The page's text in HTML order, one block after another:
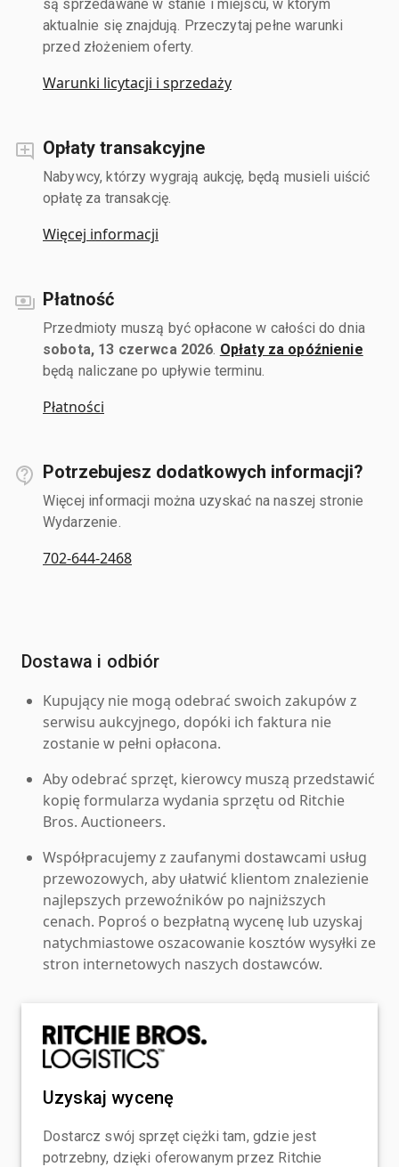
są sprzedawane w stanie i miejscu, w którym
aktualnie się znajdują. Przeczytaj pełne warunki
przed złożeniem oferty.
Warunki licytacji i sprzedaży
Opłaty transakcyjne
Nabywcy, którzy wygrają aukcję, będą musieli uiścić
opłatę za transakcję.
Więcej informacji
Płatność
Przedmioty muszą być opłacone w całości do dnia
sobota, 13 czerwca 2026 Opłaty za opóźnienie
będą naliczane po upływie terminu.
Płatności
Potrzebujesz dodatkowych informacji?
Więcej informacji można uzyskać na naszej stronie
Wydarzenie.
702-644-2468
Dostawa i odbiór
Kupujący nie mogą odebrać swoich zakupów z
serwisu aukcyjnego, dopóki ich faktura nie
zostanie w pełni opłacona.
Aby odebrać sprzęt, kierowcy muszą przedstawić
kopię formularza wydania sprzętu od Ritchie
Bros. Auctioneers.
Współpracujemy z zaufanymi dostawcami usług
przewozowych, aby ułatwić klientom znalezienie
najlepszych przewoźników po najniższych
cenach. Poproś o bezpłatną wycenę lub uzyskaj
natychmiastowe oszacowanie kosztów wysyłki ze
stron internetowych naszych dostawców.
Uzyskaj wycenę
Dostarcz swój sprzęt ciężki tam, gdzie jest
potrzebny, dzięki oferowanym przez Ritchie